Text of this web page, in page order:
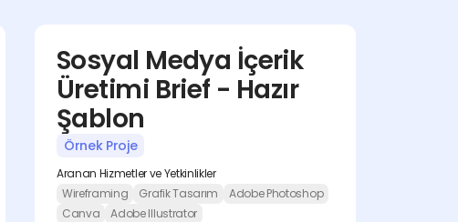
Sosyal Medya İçerik
Üretimi Brief - Hazır
Şablon
Örnek Proje
Aranan Hizmetler ve Yetkinlikler
Wireframing
Grafik Tasarım
Adobe Photoshop
Canva
Adobe Illustrator